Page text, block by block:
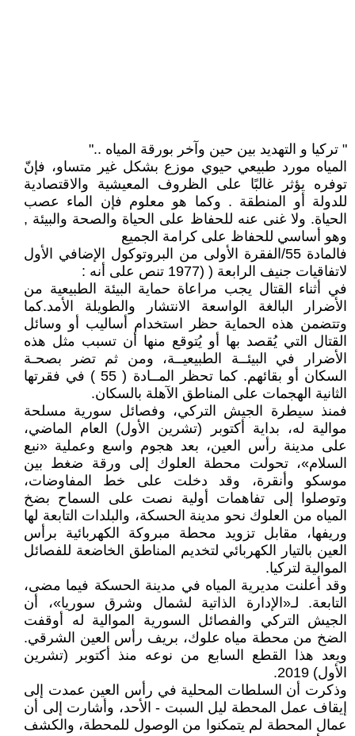
" تركيا و التهديد بين حين وآخر بورقة المياه .."
المياه مورد طبيعي حيوي موزع بشكل غير متساو، فإنّ
توفره يؤثر غالبًا على الظروف المعيشية والاقتصادية
للدولة أو المنطقة . وكما هو معلوم فإن الماء عصب
الحياة. ولا غنى عنه للحفاظ على الحياة والصحة والبيئة ,
وهو أساسي للحفاظ على كرامة الجميع
فالمادة 55/الفقرة الأولى من البروتوكول الإضافي الأول
لاتفاقيات جنيف الرابعة ( (1977 تنص على أنه :
في أثناء القتال يجب مراعاة حماية البيئة الطبيعية من
الأضرار البالغة الواسعة الانتشار والطويلة الأمد.كما
وتتضمن هذه الحماية حظر استخدام أساليب أو وسائل
القتال التي يُقصد بها أو يُتوقع منها أن تسبب مثل هذه
الأضرار في البيئــة الطبيعيــة، ومن ثم تضر بصحـة
السكان أو بقائهم. كما تحظر المــادة ( 55 ) في فقرتها
الثانية الهجمات على المناطق الآهلة بالسكان.
فمنذ سيطرة الجيش التركي، وفصائل سورية مسلحة
موالية له، بداية أكتوبر (تشرين الأول) العام الماضي،
على مدينة رأس العين، بعد هجوم واسع وعملية «نبع
السلام»، تحولت محطة العلوك إلى ورقة ضغط بين
موسكو وأنقرة، وقد دخلت على خط المفاوضات،
وتوصلوا إلى تفاهمات أولية نصت على السماح بضخ
المياه من العلوك نحو مدينة الحسكة، والبلدات التابعة لها
وريفها، مقابل تزويد محطة مبروكة الكهربائية برأس
العين بالتيار الكهربائي لتخديم المناطق الخاضعة للفصائل
الموالية لتركيا.
وقد أعلنت مديرية المياه في مدينة الحسكة فيما مضى،
التابعة. لـ«الإدارة الذاتية لشمال وشرق سوريا»، أن
الجيش التركي والفصائل السورية الموالية له أوقفت
الضخ من محطة مياه علوك، بريف رأس العين الشرقي.
ويعد هذا القطع السابع من نوعه منذ أكتوبر (تشرين
الأول) 2019.
وذكرت أن السلطات المحلية في رأس العين عمدت إلى
إيقاف عمل المحطة ليل السبت - الأحد، وأشارت إلى أن
عمال المحطة لم يتمكنوا من الوصول للمحطة، والكشف